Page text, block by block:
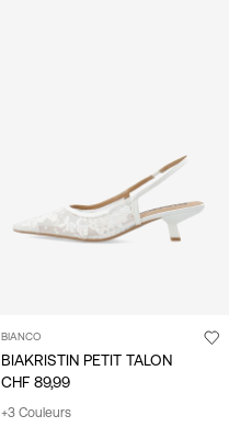
BIANCO
BIAKRISTIN PETIT TALON
CHF 89,99
+3 Couleurs